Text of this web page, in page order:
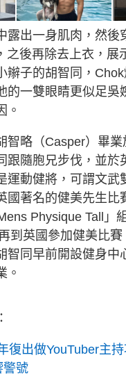
露出一身肌肉，然後
之後再除去上衣，展
辮子的胡智同，
的一雙眼睛更似足吳
。
智略（Casper）畢
跟隨胞兄步伐，並於
運動健將，可謂文武
國著名的健美先生比
Physique Tall」
到英國參加健美比
智同早前開設健身中
。
：
復出做YouTuber主
警號